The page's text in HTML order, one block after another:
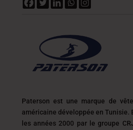
Paterson est une marque de
américaine développée en Tunisie.
les années 2000 par le groupe